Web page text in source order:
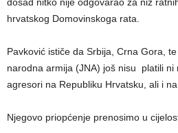
dosad nitko nije odgovarao za niz
hrvatskog Domovinskoga rata.
Pavković ističe da Srbija, Crna Gora,
narodna armija (JNA) još nisu platili ni
agresori na Republiku Hrvatsku, ali i na
Njegovo priopćenje prenosimo u